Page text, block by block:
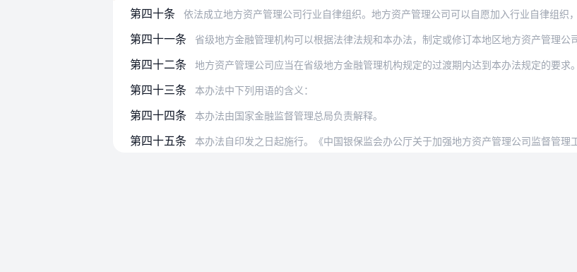
第四十条
依法成立地方资产管理公司行业自律组织。地方资产管理公司可以自愿加入行业自律组织
第四十一条 省级地方金融管理机构可以根据法律法规和本办法，制定或修订本地区地方资产管理公司监管细
第四十二条 地方资产管理公司应当在省级地方金融管理机构规定的过渡期内达到本办法规定的要求。
第四十三条 本办法中下列用语的含义：
第四十四条 本办法由国家金融监督管理总局负责解释。
第四十五条 本办法自印发之日起施行。《中国银保监会办公厅关于加强地方资产管理公司监督管理工作的通知》（银保